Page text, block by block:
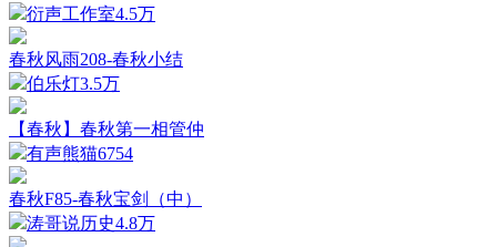
衍声工作室4.5万
春秋风雨208-春秋小结
伯乐灯3.5万
【春秋】春秋第一相管仲
有声熊猫6754
春秋F85-春秋宝剑（中）
涛哥说历史4.8万